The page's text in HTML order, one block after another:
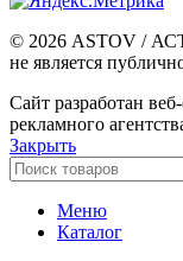
© 2026 ASTOV /
не является
Сайт разработан
рекламного
Закрыть
Меню
Каталог